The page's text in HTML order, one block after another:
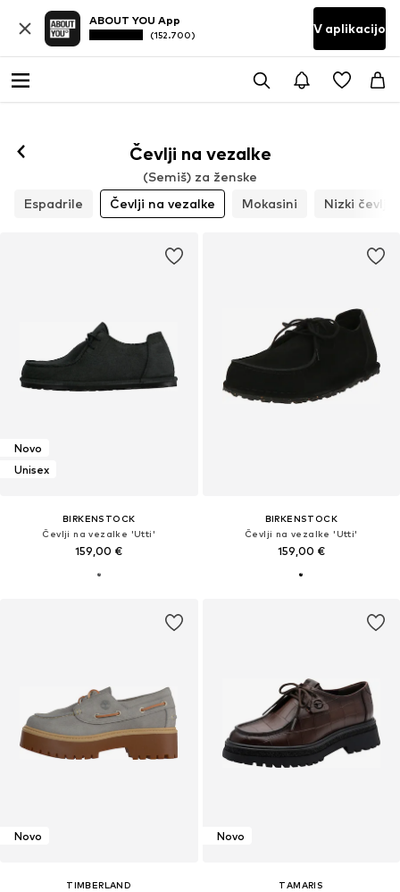
ABOUT YOU App
(152.700) V aplikacijo
Čevlji na vezalke
(Semiš) za ženske
Espadrile
Čevlji na vezalke Mokasini Nizki čevlji
Novo
Unisex
BIRKENSTOCK
Čevlji na vezalke 'Utti'
159,00 €
BIRKENSTOCK
Čevlji na vezalke 'Utti'
159,00 €
Novo
TIMBERLAND
Novo
TAMARIS